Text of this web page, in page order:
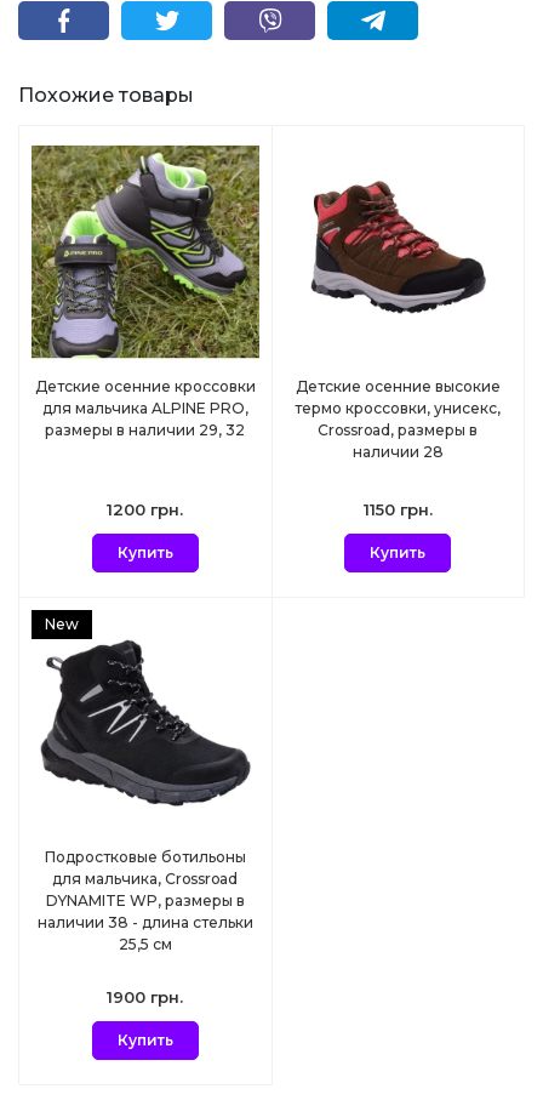
Похожие товары
Детские осенние кроссовки
для мальчика ALPINE PRO,
размеры в наличии 29, 32
1200 грн.
Купить
Детские осенние высокие
термо кроссовки, унисекс,
Crossroad, размеры в
наличии 28
1150 грн.
Купить
New
Подростковые ботильоны
для мальчика, Crossroad
DYNAMITE WP, размеры в
наличии 38 - длина стельки
25,5 см
1900 грн.
Купить